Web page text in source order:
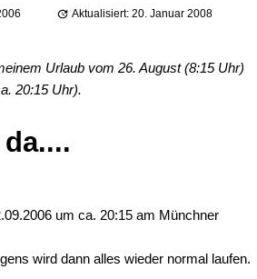
Aktualisiert: 20. Januar 2008
Urlaub vom 26. August (8:15 Uhr)
20:15 Uhr).
um ca. 20:15 am Münchner
wird dann alles wieder normal laufen.